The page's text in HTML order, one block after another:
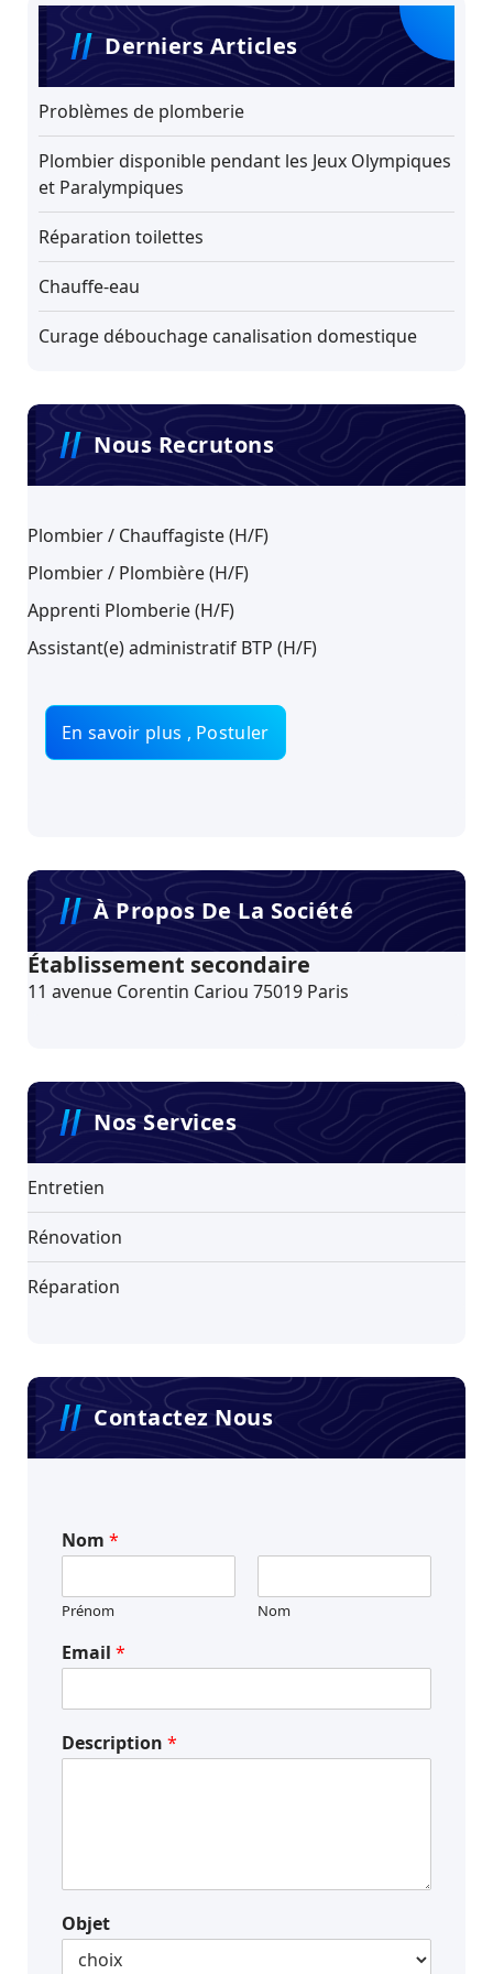
Derniers Articles
Problèmes de plomberie
Plombier disponible pendant les Jeux Olympiques
et Paralympiques
Réparation toilettes
Chauffe-eau
Curage débouchage canalisation domestique
Nous Recrutons
Plombier / Chauffagiste (H/F)
Plombier / Plombière (H/F)
Apprenti Plomberie (H/F)
Assistant(e) administratif BTP (H/F)
En savoir plus , Postuler
À Propos De La Société
Établissement secondaire
11 avenue Corentin Cariou 75019 Paris
Nos Services
Entretien
Rénovation
Réparation
Contactez Nous
Nom *
Prénom Nom
Email *
Description *
Objet